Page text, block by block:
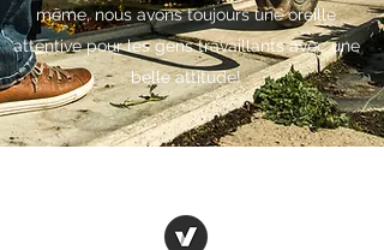
même, nous avons toujours une oreille
attentive pour les gens travaillants avec une
belle attitude!